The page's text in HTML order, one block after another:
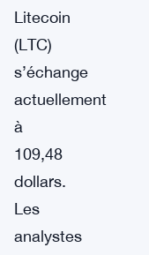
Litecoin
(LTC)
s’échange
actuellement
à
109,48
dollars.
Les
analystes